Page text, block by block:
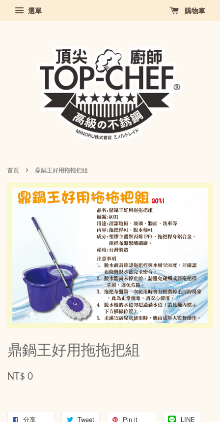
選單 購物車
首頁 › 鼎鍋王好用拖拖把組
鼎鍋王好用拖拖把組
NT$ 0
分享 Tweet Pin it LINE